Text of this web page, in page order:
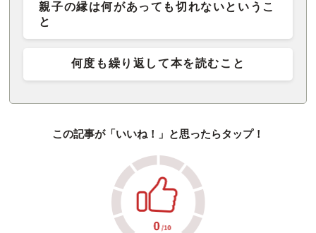
親子の縁は何があっても切れないというこ
と
何度も繰り返して本を読むこと
この記事が「いいね！」と思ったらタップ！